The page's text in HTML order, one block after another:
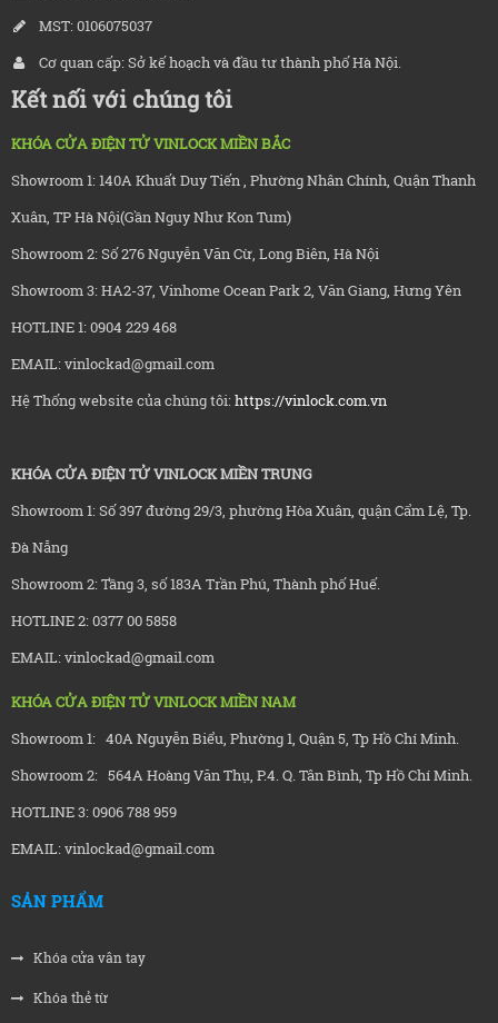
MST: 0106075037
Cơ quan cấp: Sở kế hoạch và đầu tư thành phố Hà Nội.
Kết nối với chúng tôi
KHÓA CỬA ĐIỆN TỬ VINLOCK MIỀN BẮC
Showroom 1: 140A Khuất Duy Tiến , Phường Nhân Chính, Quận Thanh
Xuân, TP Hà Nội(Gần Nguy Như Kon Tum)
Showroom 2: Số 276 Nguyễn Văn Cừ, Long Biên, Hà Nội
Showroom 3: HA2-37, Vinhome Ocean Park 2, Văn Giang, Hưng Yên
HOTLINE 1: 0904 229 468
EMAIL: vinlockad@gmail.com
Hệ Thống website của chúng tôi:https://vinlock.com.vn
KHÓA CỬA ĐIỆN TỬ VINLOCK MIỀN TRUNG
Showroom 1: Số 397 đường 29/3, phường Hòa Xuân, quận Cẩm Lệ, Tp.
Đà Nẵng
Showroom 2: Tầng 3, số 183A Trần Phú, Thành phố Huế.
HOTLINE 2: 0377 00 5858
EMAIL: vinlockad@gmail.com
KHÓA CỬA ĐIỆN TỬ VINLOCK MIỀN NAM
Showroom 1: 40A Nguyễn Biểu, Phường 1, Quận 5, Tp Hồ Chí Minh.
Showroom 2: 564A Hoàng Văn Thụ, P.4. Q. Tân Bình, Tp Hồ Chí Minh.
HOTLINE 3: 0906 788 959
EMAIL: vinlockad@gmail.com
SẢN PHẨM
Khóa cửa vân tay
Khóa thẻ từ